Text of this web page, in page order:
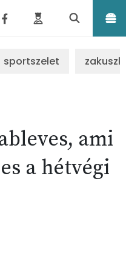
sportszelet
ami
a hétvégi